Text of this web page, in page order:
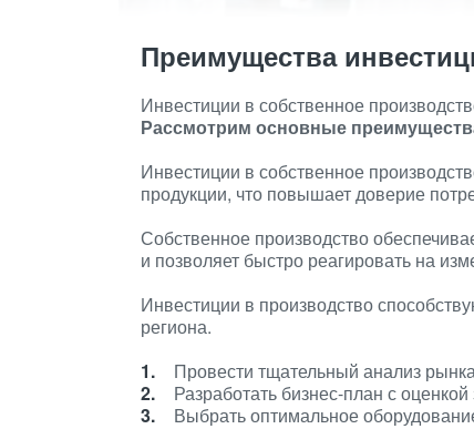
Преимущества
Инвестиции в собственное
Рассмотрим основные
Инвестиции в собственное
продукции, что повышает доверие
Собственное производство
и позволяет быстро реагировать на
Инвестиции в производство
региона.
Провести тщательный анализ
Разработать бизнес-план с
Выбрать оптимальное